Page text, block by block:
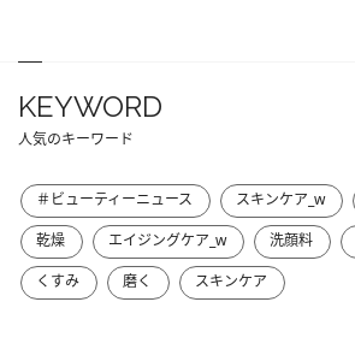
KEYWORD
人気のキーワード
＃ビューティーニュース スキンケア_w
乾燥
エイジングケア_w 洗顔料
くすみ
磨く スキンケア